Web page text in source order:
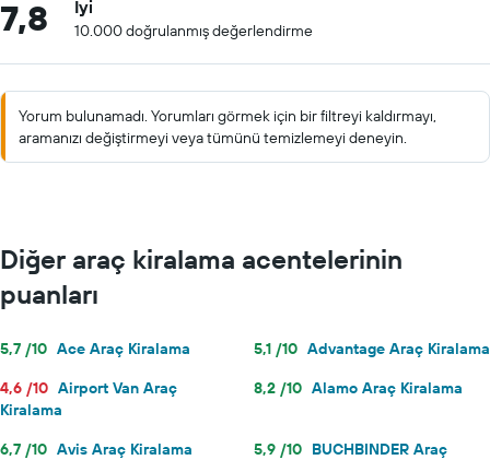
7,8 İyi
10.000 doğrulanmış değerlendirme
Yorum bulunamadı. Yorumları görmek için bir filtreyi kaldırmayı,
aramanızı değiştirmeyi veya tümünü temizlemeyi deneyin.
Diğer araç kiralama acentelerinin
puanları
5,7 /10 Ace Araç Kiralama 5,1 /10 Advantage Araç Kiralama
4,6 /10 Airport Van Araç
Kiralama
8,2 /10 Alamo Araç Kiralama
6,7 /10 Avis Araç Kiralama 5,9 /10 BUCHBINDER Araç